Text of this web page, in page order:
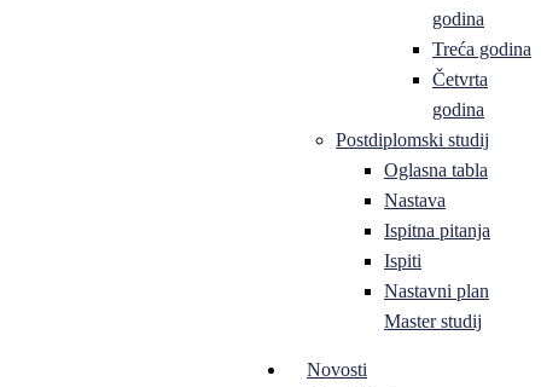
godina
Treća godina
Četvrta
godina
Postdiplomski studij
Oglasna tabla
Nastava
Ispitna pitanja
Ispiti
Nastavni plan
Master studij
Novosti